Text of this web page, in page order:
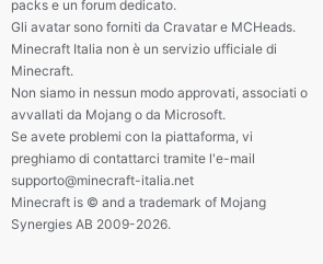
packs e un forum dedicato.
Gli avatar sono forniti da Cravatar e MCHeads.
Minecraft Italia non è un servizio ufficiale di
Minecraft.
Non siamo in nessun modo approvati, associati o
avvallati da Mojang o da Microsoft.
Se avete problemi con la piattaforma, vi
preghiamo di contattarci tramite l'e-mail
supporto@minecraft-italia.net
Minecraft is © and a trademark of Mojang
Synergies AB 2009-2026.